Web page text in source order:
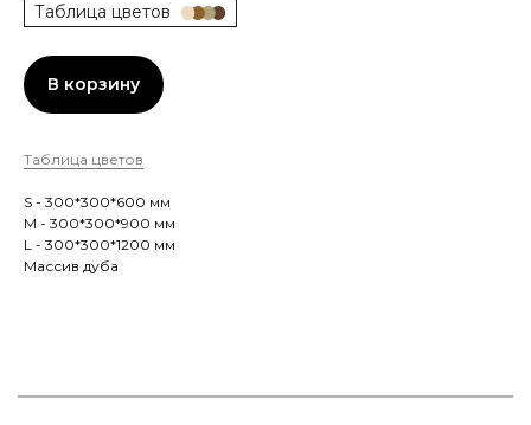
Таблица цветов
В корзину
Таблица цветов
S - 300*300*600 мм
M - 300*300*900 мм
L - 300*300*1200 мм
Массив дуба